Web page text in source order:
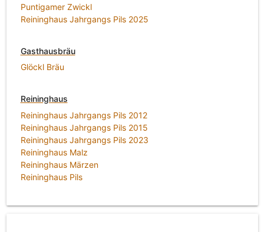
Puntigamer Zwickl
Reininghaus Jahrgangs Pils 2025
Gasthausbräu
Glöckl Bräu
Reininghaus
Reininghaus Jahrgangs Pils 2012
Reininghaus Jahrgangs Pils 2015
Reininghaus Jahrgangs Pils 2023
Reininghaus Malz
Reininghaus Märzen
Reininghaus Pils